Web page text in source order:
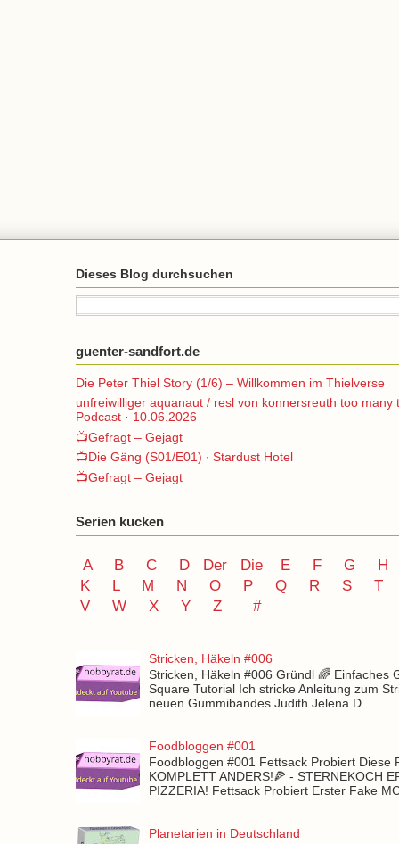
Dieses Blog durchsuchen
guenter-sandfort.de
Die Peter Thiel Story (1/6) – Willkommen im Thielverse
unfreiwilliger aquanaut / resl von konnersreuth too many
Podcast · 10.06.2026
📺Gefragt – Gejagt
📺Die Gäng (S01/E01) ∙ Stardust Hotel
📺Gefragt – Gejagt
Serien kucken
A B C D Der Die E F G
H
K
L M N O P Q R S
T
V
W X Y Z #
Stricken, Häkeln #006
Stricken, Häkeln #006 Gründl 🌈 Einfaches
Square Tutorial Ich stricke Anleitung zum
neuen Gummibandes Judith Jelena D...
Foodbloggen #001
Foodbloggen #001 Fettsack Probiert Diese
KOMPLETT ANDERS!🍕 - STERNEKOCH
PIZZERIA! Fettsack Probiert Erster Fake
Planetarien in Deutschland